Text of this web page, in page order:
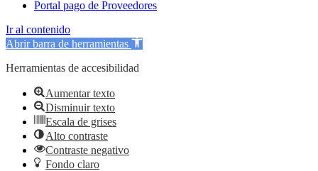
Portal pago de Proveedores
Ir al contenido
Abrir barra de herramientas
Herramientas de accesibilidad
Aumentar texto
Disminuir texto
Escala de grises
Alto contraste
Contraste negativo
Fondo claro